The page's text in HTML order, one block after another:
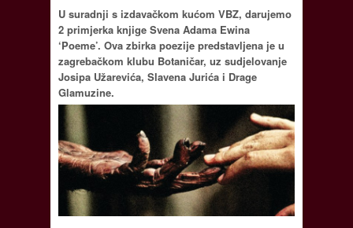
U suradnji s izdavačkom kućom VBZ, darujemo
2 primjerka knjige Svena Adama Ewina
‘Poeme’. Ova zbirka poezije predstavljena je u
zagrebačkom klubu Botaničar, uz sudjelovanje
Josipa Užarevića, Slavena Jurića i Drage
Glamuzine.